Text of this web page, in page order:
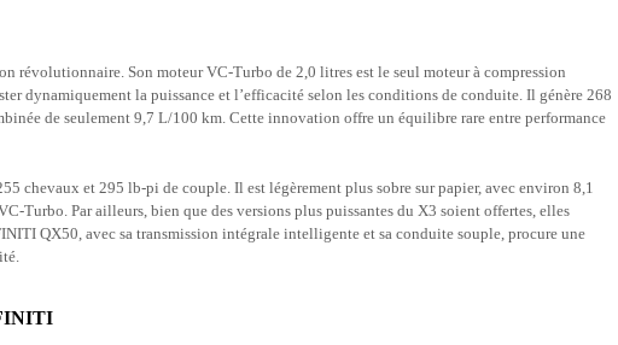
révolutionnaire. Son moteur VC-Turbo de 2,0 litres est le seul moteur à compression
dynamiquement la puissance et l’efficacité selon les conditions de conduite. Il génère 268
de seulement 9,7 L/100 km. Cette innovation offre un équilibre rare entre performance
chevaux et 295 lb-pi de couple. Il est légèrement plus sobre sur papier, avec environ 8,1
Par ailleurs, bien que des versions plus puissantes du X3 soient offertes, elles
QX50, avec sa transmission intégrale intelligente et sa conduite souple, procure une